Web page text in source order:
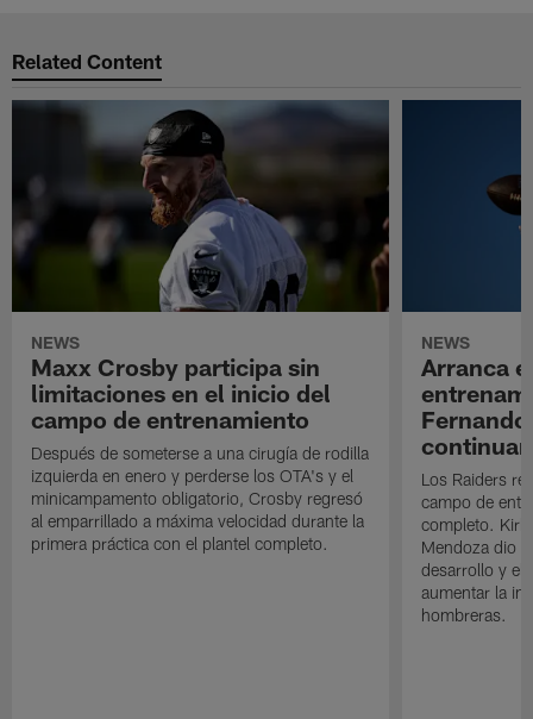
Related Content
NEWS
Maxx Crosby participa sin
limitaciones en el inicio del
campo de entrenamiento
Después de someterse a una cirugía de rodilla
izquierda en enero y perderse los OTA's y el
minicampamento obligatorio, Crosby regresó
al emparrillado a máxima velocidad durante la
primera práctica con el plantel completo.
NEWS
Arranca
Los Raiders
campo de
completo. Kirk
Mendoza dio
desarrollo y el
aumentar la
hombreras.